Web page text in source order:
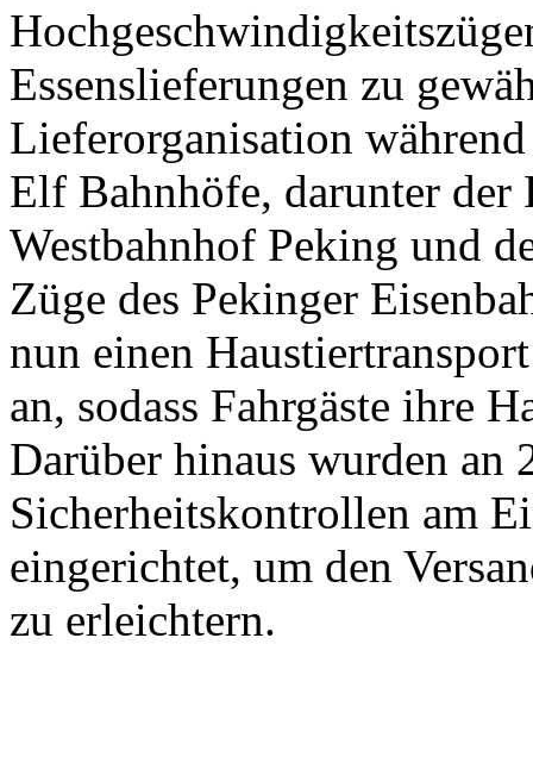
Essenslieferungen zu
Lieferorganisation
Elf Bahnhöfe, darunter der
Westbahnhof Peking und
Züge des Pekinger
nun einen
an, sodass Fahrgäste ihre
Darüber hinaus wurden an
Sicherheitskontrollen am
eingerichtet, um den
zu erleichtern.